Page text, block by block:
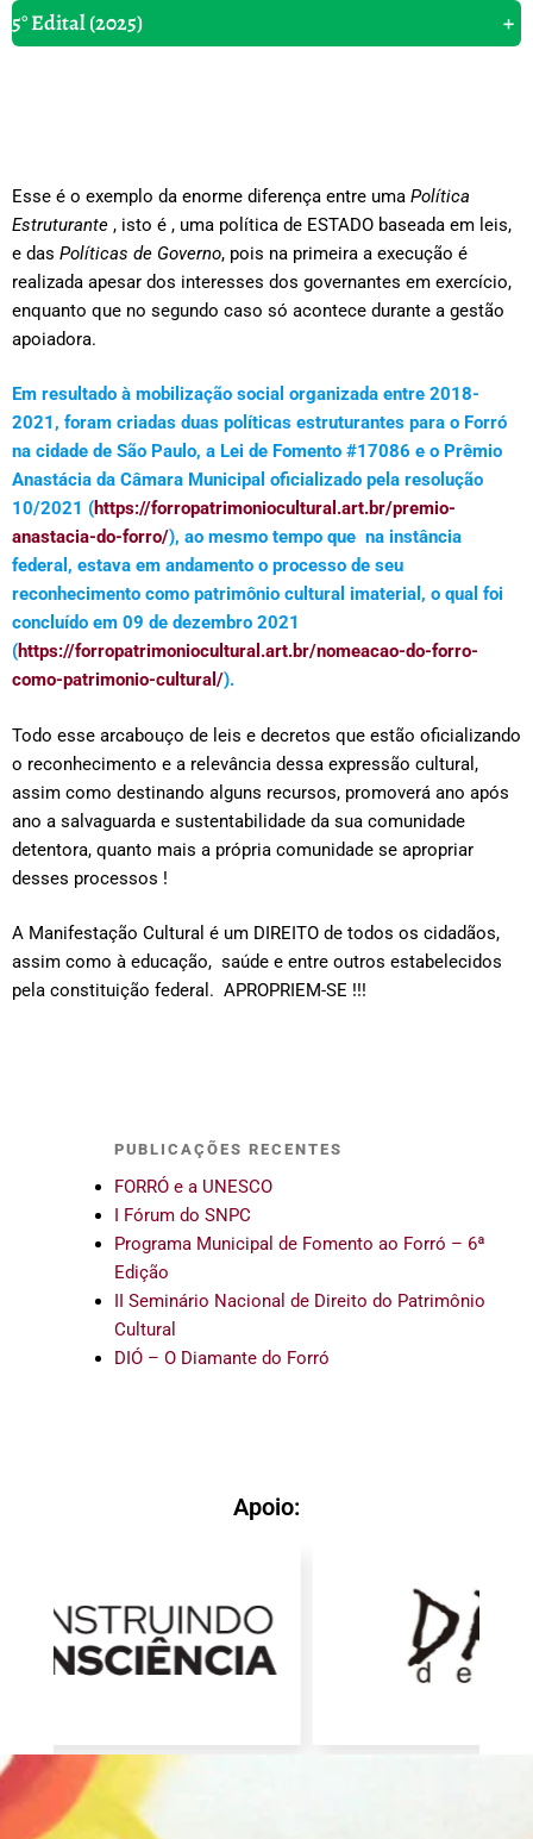
5° Edital (2025) +
Esse é o exemplo da enorme diferença entre uma Política
Estruturante , isto é , uma política de ESTADO baseada em leis,
e das Políticas de Governo, pois na primeira a execução é
realizada apesar dos interesses dos governantes em exercício,
enquanto que no segundo caso só acontece durante a gestão
apoiadora.
Em resultado à mobilização social organizada entre 2018-
2021, foram criadas duas políticas estruturantes para o Forró
na cidade de São Paulo, a Lei de Fomento #17086 e o Prêmio
Anastácia da Câmara Municipal oficializado pela resolução
10/2021 (https://forropatrimoniocultural.art.br/premio-
anastacia-do-forro/), ao mesmo tempo que na instância
federal, estava em andamento o processo de seu
reconhecimento como patrimônio cultural imaterial, o qual foi
concluído em 09 de dezembro 2021
(https://forropatrimoniocultural.art.br/nomeacao-do-forro-
como-patrimonio-cultural/).
Todo esse arcabouço de leis e decretos que estão oficializando
o reconhecimento e a relevância dessa expressão cultural,
assim como destinando alguns recursos, promoverá ano após
ano a salvaguarda e sustentabilidade da sua comunidade
detentora, quanto mais a própria comunidade se apropriar
desses processos !
A Manifestação Cultural é um DIREITO de todos os cidadãos,
assim como à educação, saúde e entre outros estabelecidos
pela constituição federal. APROPRIEM-SE !!!
PUBLICAÇÕES RECENTES
FORRÓ e a UNESCO
I Fórum do SNPC
Programa Municipal de Fomento ao Forró – 6ª
Edição
II Seminário Nacional de Direito do Patrimônio
Cultural
DIÓ – O Diamante do Forró
Apoio: